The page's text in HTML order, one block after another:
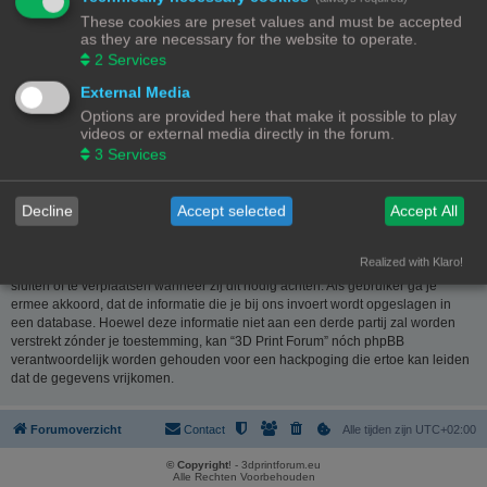
website www.phpbb.nl
. De phpBB-software maakt internetgebaseerde
discussies mogelijk. phpBB Limited is niet verantwoordelijk voor wat wordt
toegestaan of juist geweigerd als toelaatbare inhoud en/of gedrag. Meer
informatie over phpBB kun je vinden op
Nederlandstalige website
Je verklaart geen berichten te plaatsen die kwetsend, obsceen, vulgair,
lasterlijk, haatdragend, dreigend, seksueel georiënteerd of enig ander
materiaal bevat die de wetten van je eigen land, het land waar “3D Print
van dergelijke berichten kan ertoe leiden dat je met onmiddellijke ingang en
permanent wordt verbannen van dit forum. Tevens kan je provider worden
ingelicht. De IP-adressen van alle berichten worden opgeslagen om deze
Forum” het recht heeft om ieder onderwerp te verwijderen, te wijzigen, te
sluiten of te verplaatsen wanneer zij dit nodig achten. Als gebruiker ga je
ermee akkoord, dat de informatie die je bij ons invoert wordt opgeslagen in
een database. Hoewel deze informatie niet aan een derde partij zal worden
verstrekt zónder je toestemming, kan “3D Print Forum” nóch phpBB
verantwoordelijk worden gehouden voor een hackpoging die ertoe kan leiden
dat de gegevens vrijkomen.
Forumoverzicht Alle tijden zijn UTC+02:00
Contact
© Copyright! - 3dprintforum.eu
Alle Rechten Voorbehouden
These cookies are preset values and must be accepted
as they are necessary for the website to operate.
2 Services
External Media
Options are provided here that make it possible to play
videos or external media directly in the forum.
3 Services
Decline Accept selected Accept All
Realized with Klaro!